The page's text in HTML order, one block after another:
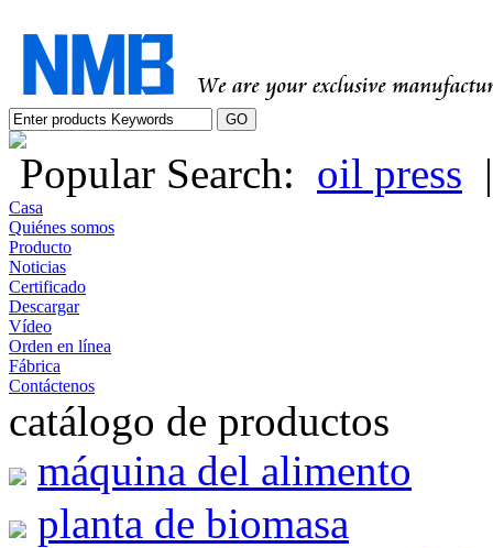
Popular Search: oil press
Casa
Quiénes somos
Producto
Noticias
Certificado
Descargar
Vídeo
Orden en línea
Fábrica
Contáctenos
catálogo de productos
máquina del alimento
planta de biomasa